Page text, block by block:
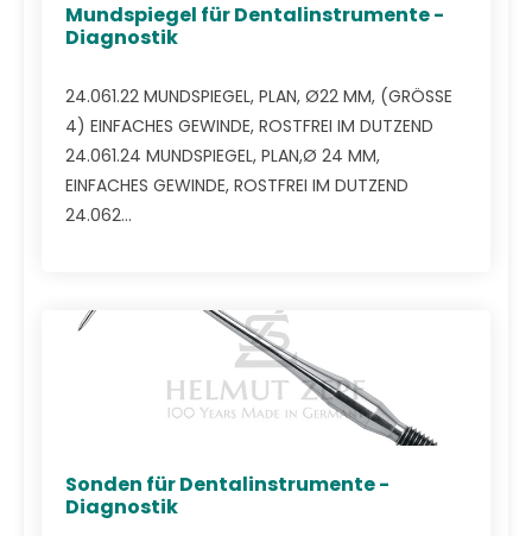
Mundspiegel für Dentalinstrumente -
Diagnostik
24.061.22 MUNDSPIEGEL, PLAN, Ø22 MM, (GRÖSSE
4) EINFACHES GEWINDE, ROSTFREI IM DUTZEND
24.061.24 MUNDSPIEGEL, PLAN,Ø 24 MM,
EINFACHES GEWINDE, ROSTFREI IM DUTZEND
24.062...
Sonden für Dentalinstrumente -
Diagnostik